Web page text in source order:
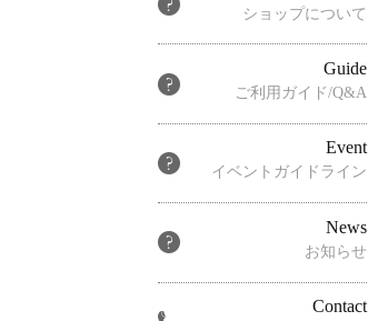
ショップについて
Guide
ご利用ガイド/Q&A
Event
イベントガイドライン
News
お知らせ
Contact